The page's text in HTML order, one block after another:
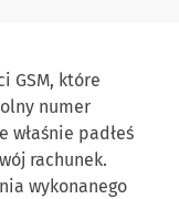
GSM, które
numer
padłeś
rachunek.
wykonanego